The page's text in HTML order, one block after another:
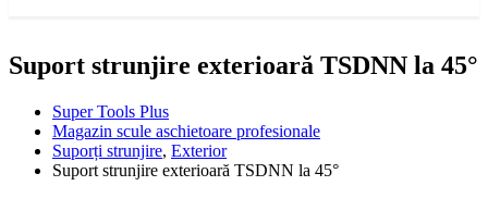
Suport strunjire exterioară TSDNN la 45°
Super Tools Plus
Magazin scule aschietoare profesionale
Suporți strunjire, Exterior
Suport strunjire exterioară TSDNN la 45°